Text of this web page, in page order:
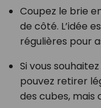
Coupez le brie
de côté. L’idée
régulières pour
Si vous
pouvez retirer
des cubes, mais